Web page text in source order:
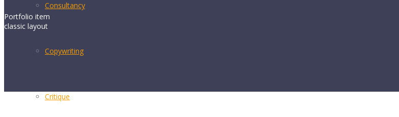
Consultancy
Copywriting
Critique
Portfolio item
classic layout